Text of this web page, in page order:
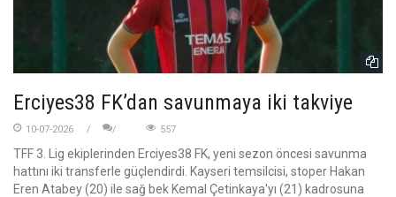
Erciyes38 FK’dan savunmaya iki takviye
10-07-2026 557
TFF 3. Lig ekiplerinden Erciyes38 FK, yeni sezon öncesi savunma
hattını iki transferle güçlendirdi. Kayseri temsilcisi, stoper Hakan
Eren Atabey (20) ile sağ bek Kemal Çetinkaya'yı (21) kadrosuna